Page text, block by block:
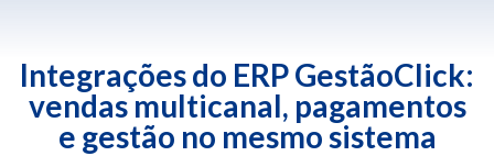
Integrações do ERP GestãoClick:
vendas multicanal, pagamentos
e gestão no mesmo sistema